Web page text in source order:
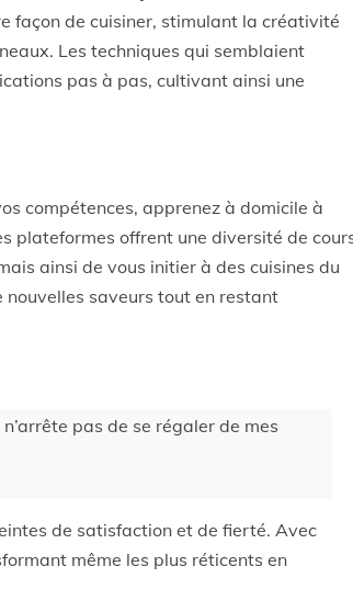
façon de cuisiner, stimulant la créativité
Les techniques qui semblaient
pas à pas, cultivant ainsi une
compétences, apprenez à domicile à
plateformes offrent une diversité de
ainsi de vous initier à des cuisines du
nouvelles saveurs tout en restant
pas de se régaler de mes
de satisfaction et de fierté. Avec
même les plus réticents en